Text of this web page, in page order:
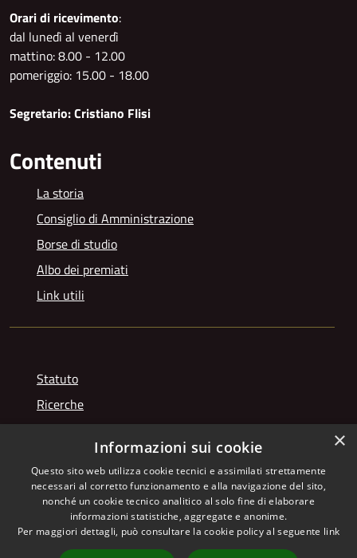
Orari di ricevimento:
dal lunedì al venerdì
mattino: 8.00 - 12.00
pomeriggio: 15.00 - 18.00
Segretario: Cristiano Flisi
Contenuti
La storia
Consiglio di Amministrazione
Borse di studio
Albo dei premiati
Link utili
Statuto
Ricerche
Videogallery
Photogallery
RSS
Accessibilità
Copyright © 2026 • Istituto
Giuseppe Franchetti • Powered
×
Informazioni sui cookie
Questo sito web utilizza cookie tecnici e assimilati strettamente
necessari al corretto funzionamento e alla navigazione del sito,
nonché un cookie tecnico analitico al solo fine di elaborare
informazioni statistiche, aggregate e anonime.
Per maggiori dettagli, può consultare la cookie policy al seguente link